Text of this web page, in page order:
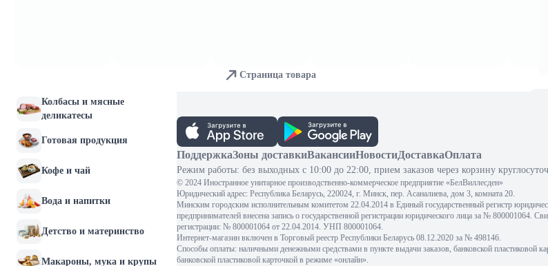
Колбасы и мясные
деликатесы
Готовая продукция
Кофе и чай
Вода и напитки
Детство и материнство
Макароны, мука и крупы
ПоддержкаЗоны доставкиВакансииНовостиДоставкаОплата
Режим работы: без выходных с 10:00 до 22:00, прием заказов через корзину
© 2024 Иностранное унитарное производственно-коммерческое предприятие «БелВиллесден»
Юридический адрес: Республика Беларусь, 220024, г. Минск, пер. Асаналиева, дом 3, комната 20.
Минским городским исполнительным комитетом 22.04.2014 в Единый государственный регистр
предпринимателей внесена запись о государственной регистрации юридического лица за № 800001064.
регистрации: № 800001064 от 22.04.2014. УНП 800001064.
Интернет-магазин включен в Торговый реестр Республики Беларусь 08.12.2020 за № 498146.
Способы оплаты: наличными денежными средствами в пункте выдачи заказов, банковской пластиковой
банковской пластиковой карточкой в режиме «онлайн».
Страница товара